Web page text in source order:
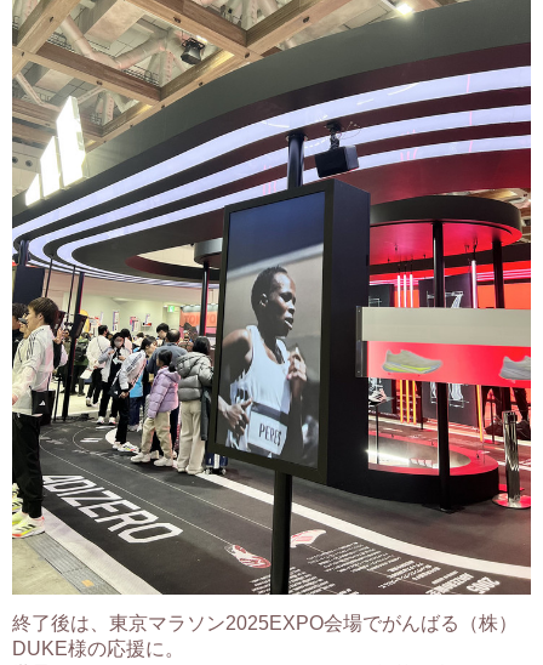
終了後は、東京マラソン2025EXPO会場でがんばる（株）
DUKE様の応援に。